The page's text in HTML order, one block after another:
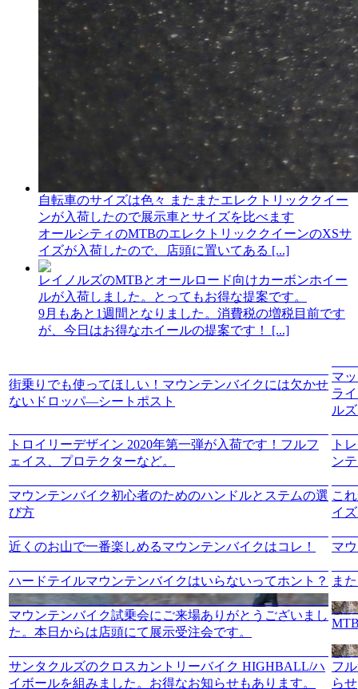
自転車のサイズは色々 またまたエレクトリッククイー
ンが入荷したので展示車とサイズを比べます
オールシティのMTBのエレクトリッククイーンのXSサ
イズが入荷したので、店頭に置いてある [...]
レイノルズのMTBとオールロード向けカーボンホイー
ルが入荷しました。とってもお得な提案です。
9月もあと1週間となりました。消費税の増税目前です
が、今日はお得なホイールの提案です！ [...]
街乗りでも使ってほしい！マウンテンバイクには欠かせ
ないドロッパ―シートポスト
マ
ラ
ル
トロイリーデザイン 2020年第一弾が入荷です！フルフ
ェイス、プロテクターなど。
ト
ン
マウンテンバイク初心者のためのハンドルとステムの選
び方
こ
イ
近くのお山で一番楽しめるマウンテンバイクはコレ！ マ
ハードテイルマウンテンバイクはいらないってホント？ ま
マウンテンバイク試乗会にご来場ありがとうございまし
た。本日からは店頭にて展示受注会です。
サンタクルズのクロスカントリーバイク HIGHBALL/ハ
イボールを組みました。お得なお知らせもあります。
フ
らせ